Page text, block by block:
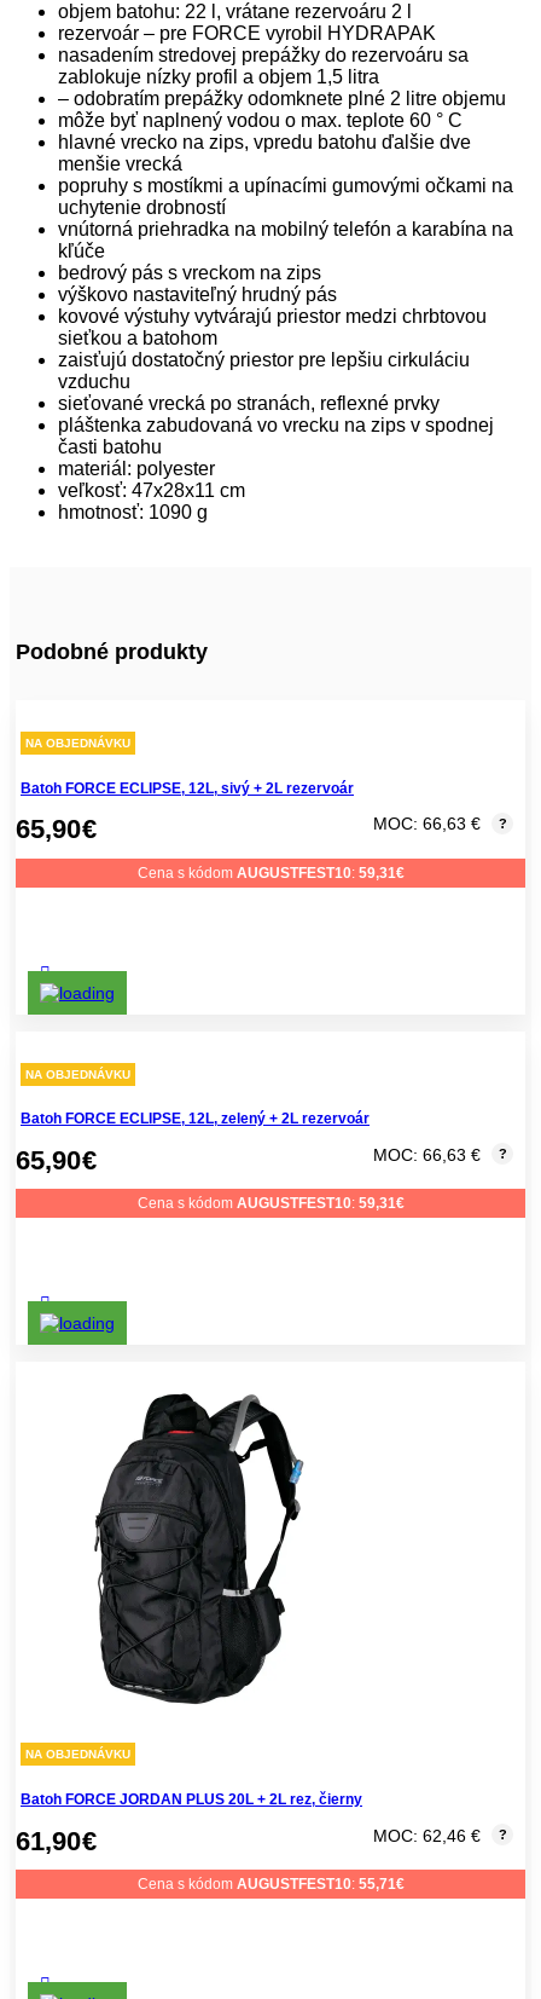
objem batohu: 22 l, vrátane rezervoáru 2 l
rezervoár – pre FORCE vyrobil HYDRAPAK
nasadením stredovej prepážky do rezervoáru sa
zablokuje nízky profil a objem 1,5 litra
– odobratím prepážky odomknete plné 2 litre objemu
môže byť naplnený vodou o max. teplote 60 ° C
hlavné vrecko na zips, vpredu batohu ďalšie dve
menšie vrecká
popruhy s mostíkmi a upínacími gumovými očkami na
uchytenie drobností
vnútorná priehradka na mobilný telefón a karabína na
kľúče
bedrový pás s vreckom na zips
výškovo nastaviteľný hrudný pás
kovové výstuhy vytvárajú priestor medzi chrbtovou
sieťkou a batohom
zaisťujú dostatočný priestor pre lepšiu cirkuláciu
vzduchu
sieťované vrecká po stranách, reflexné prvky
pláštenka zabudovaná vo vrecku na zips v spodnej
časti batohu
materiál: polyester
veľkosť: 47x28x11 cm
hmotnosť: 1090 g
Podobné produkty
NA OBJEDNÁVKU
Batoh FORCE ECLIPSE, 12L, sivý + 2L rezervoár
65,90€ MOC: 66,63 € ?
Cena s kódom AUGUSTFEST10: 59,31€
NA OBJEDNÁVKU
Batoh FORCE ECLIPSE, 12L, zelený + 2L rezervoár
65,90€ MOC: 66,63 € ?
Cena s kódom AUGUSTFEST10: 59,31€
NA OBJEDNÁVKU
Batoh FORCE JORDAN PLUS 20L + 2L rez, čierny
61,90€ MOC: 62,46 € ?
Cena s kódom AUGUSTFEST10: 55,71€